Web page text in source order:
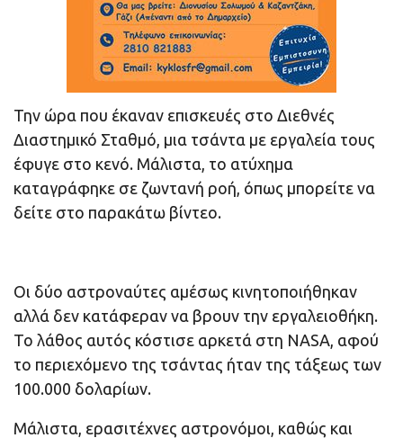
Την ώρα που έκαναν επισκευές στο Διεθνές
Διαστημικό Σταθμό, μια τσάντα με εργαλεία τους
έφυγε στο κενό. Μάλιστα, το ατύχημα
καταγράφηκε σε ζωντανή ροή, όπως μπορείτε να
δείτε στο παρακάτω βίντεο.
Οι δύο αστροναύτες αμέσως κινητοποιήθηκαν
αλλά δεν κατάφεραν να βρουν την εργαλειοθήκη.
Το λάθος αυτός κόστισε αρκετά στη NASA, αφού
το περιεχόμενο της τσάντας ήταν της τάξεως των
100.000 δολαρίων.
Μάλιστα, ερασιτέχνες αστρονόμοι, καθώς και